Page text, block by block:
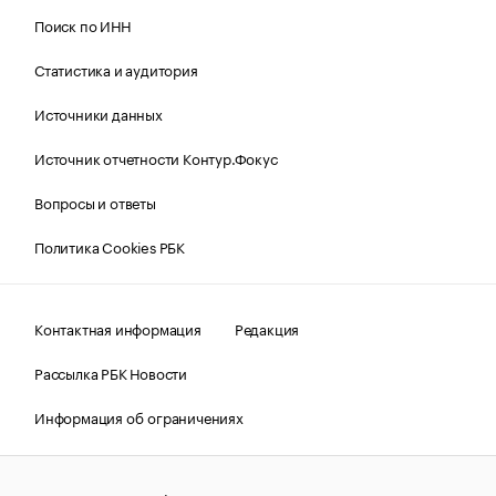
Поиск по ИНН
Статистика и аудитория
Источники данных
Источник отчетности Контур.Фокус
Вопросы и ответы
Политика Cookies РБК
Контактная информация
Редакция
Рассылка РБК Новости
Информация об ограничениях
Правовая информация
О соблюдении авторских прав